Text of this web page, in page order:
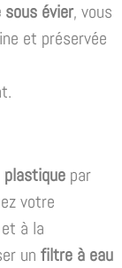
évier, vous
et préservée
par
votre
à la
un filtre à eau